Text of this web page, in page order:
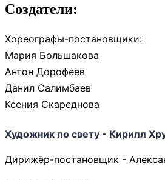
Создатели:
Хореографы-постановщики:
Мария Большакова
Антон Дорофеев
Данил Салимбаев
Ксения Скареднова
Художник по свету - Кирилл
Дирижёр-постановщик -